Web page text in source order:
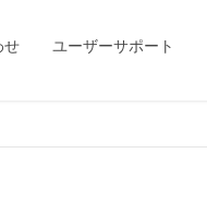
せ ユーザーサポート